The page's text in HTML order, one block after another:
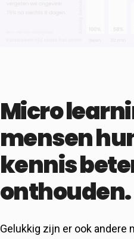
Micro
mensen
kennis
onthouden.
Gelukkig zijn er ook andere